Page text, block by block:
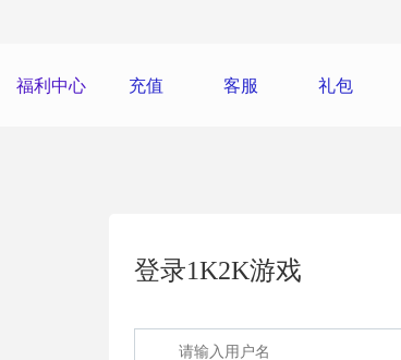
福利中心 充值 客服 礼包
登录1K2K游戏